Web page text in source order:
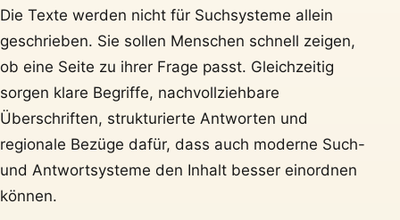
Die Texte werden nicht für Suchsysteme allein
geschrieben. Sie sollen Menschen schnell zeigen,
ob eine Seite zu ihrer Frage passt. Gleichzeitig
sorgen klare Begriffe, nachvollziehbare
Überschriften, strukturierte Antworten und
regionale Bezüge dafür, dass auch moderne Such-
und Antwortsysteme den Inhalt besser einordnen
können.